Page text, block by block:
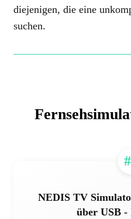
diejenigen, die eine
suchen.
NEDIS TV
über USB -